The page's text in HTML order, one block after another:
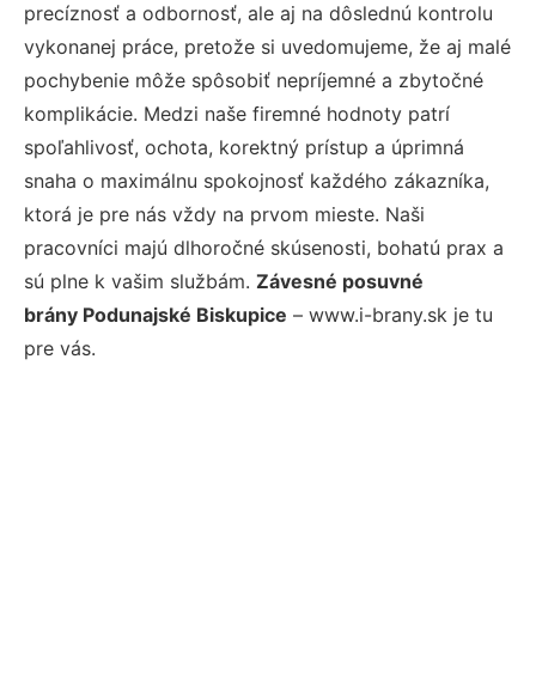
precíznosť a odbornosť, ale aj na dôslednú kontrolu
vykonanej práce, pretože si uvedomujeme, že aj malé
pochybenie môže spôsobiť nepríjemné a zbytočné
komplikácie. Medzi naše firemné hodnoty patrí
spoľahlivosť, ochota, korektný prístup a úprimná
snaha o maximálnu spokojnosť každého zákazníka,
ktorá je pre nás vždy na prvom mieste. Naši
pracovníci majú dlhoročné skúsenosti, bohatú prax a
sú plne k vašim službám. Závesné posuvné
brány Podunajské Biskupice – www.i-brany.sk je tu
pre vás.